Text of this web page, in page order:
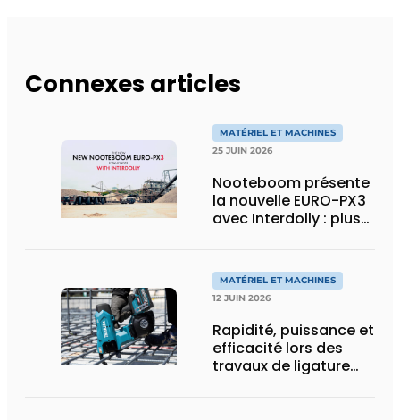
Connexes articles
MATÉRIEL ET MACHINES
25 JUIN 2026
Nooteboom présente
la nouvelle EURO-PX3
avec Interdolly : plus
transport spécial
MATÉRIEL ET MACHINES
12 JUIN 2026
Rapidité, puissance et
efficacité lors des
travaux de ligature